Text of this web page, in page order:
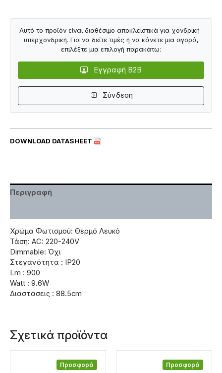
DOWNLOAD DATASHEET
Αυτό το προϊόν είναι διαθέσιμο αποκλειστικά για χονδρική-
υπερχονδρική. Για να δείτε τιμές ή να κάνετε μια αγορά,
επιλέξτε μια επιλογή παρακάτω:
Εγγραφή B2B
Σύνδεση
Περιγραφή
Χρώμα Φωτισμού: Θερμό Λευκό
Τάση: AC: 220-240V
Dimmable: Όχι
Στεγανότητα : IP20
Lm : 900
Watt : 9.6W
Διαστάσεις : 88.5cm
Σχετικά προϊόντα
Προσφορά Προσφορά